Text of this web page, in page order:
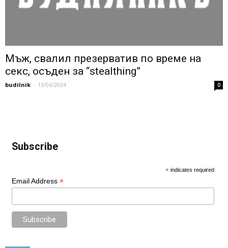
Мъж, свалил презерватив по време на
секс, осъден за “stealthing”
budilnik - 13/06/2024 0
Subscribe
* indicates required
Email Address *